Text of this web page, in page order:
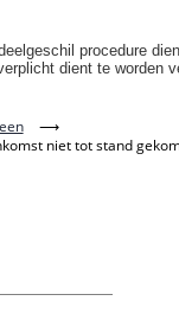
procedure
dient te worden
⟶
niet tot stand